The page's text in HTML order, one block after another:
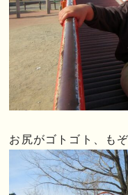
お尻がゴトゴト、も